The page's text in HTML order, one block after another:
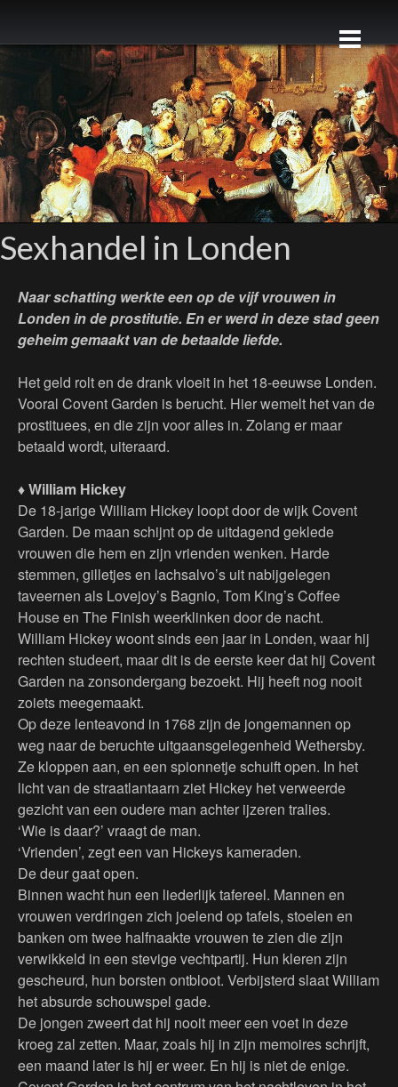
Sexhandel in Londen
Naar schatting werkte een op de vijf vrouwen in
Londen in de prostitutie. En er werd in deze stad geen
geheim gemaakt van de betaalde liefde.
Het geld rolt en de drank vloeit in het 18-eeuwse Londen.
Vooral Covent Garden is berucht. Hier wemelt het van de
prostituees, en die zijn voor alles in. Zolang er maar
betaald wordt, uiteraard.
♦ William Hickey
De 18-jarige William Hickey loopt door de wijk Covent
Garden. De maan schijnt op de uitdagend geklede
vrouwen die hem en zijn vrienden wenken. Harde
stemmen, gilletjes en lachsalvo’s uit nabijgelegen
taveernen als Lovejoy’s Bagnio, Tom King’s Coffee
House en The Finish weerklinken door de nacht.
William Hickey woont sinds een jaar in Londen, waar hij
rechten studeert, maar dit is de eerste keer dat hij Covent
Garden na zonsondergang bezoekt. Hij heeft nog nooit
zoiets meegemaakt.
Op deze lenteavond in 1768 zijn de jongemannen op
weg naar de beruchte uitgaansgelegenheid Wethersby.
Ze kloppen aan, en een spionnetje schuift open. In het
licht van de straatlantaarn ziet Hickey het verweerde
gezicht van een oudere man achter ijzeren tralies.
‘Wie is daar?’ vraagt de man.
‘Vrienden’, zegt een van Hickeys kameraden.
De deur gaat open.
Binnen wacht hun een liederlijk tafereel. Mannen en
vrouwen verdringen zich joelend op tafels, stoelen en
banken om twee halfnaakte vrouwen te zien die zijn
verwikkeld in een stevige vechtpartij. Hun kleren zijn
gescheurd, hun borsten ontbloot. Verbijsterd slaat William
het absurde schouwspel gade.
De jongen zweert dat hij nooit meer een voet in deze
kroeg zal zetten. Maar, zoals hij in zijn memoires schrijft,
een maand later is hij er weer. En hij is niet de enige.